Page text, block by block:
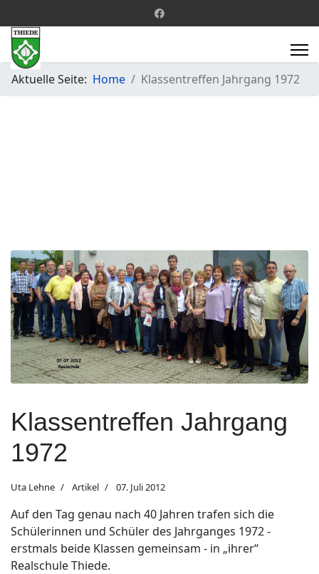
Aktuelle Seite: Home Klassentreffen Jahrgang 1972
Klassentreffen Jahrgang
1972
Uta Lehne Artikel 07. Juli 2012
Auf den Tag genau nach 40 Jahren trafen sich die
Schülerinnen und Schüler des Jahrganges 1972 -
erstmals beide Klassen gemeinsam - in „ihrer“
Realschule Thiede.